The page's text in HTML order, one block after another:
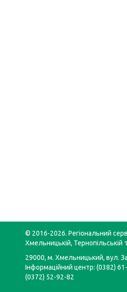
© 2016-2026. Регіональний
Хмельницькій, Тернопільській
29000, м. Хмельницький, вул.
Інформаційний центр: (0382)
(0372) 52-92-82